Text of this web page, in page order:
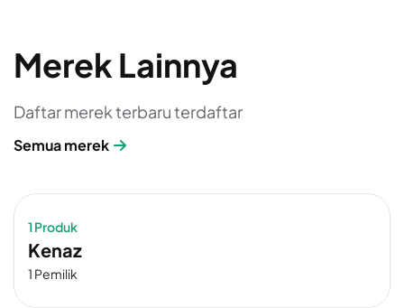
Merek Lainnya
Daftar merek terbaru terdaftar
Semua merek
1 Produk
Kenaz
1 Pemilik